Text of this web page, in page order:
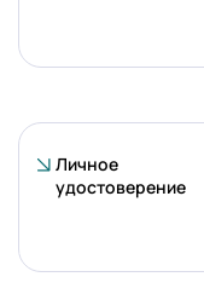
Личное
удостоверение